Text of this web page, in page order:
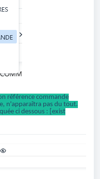
référence commande
n'apparaîtra pas du tout.
ci dessous : [exist